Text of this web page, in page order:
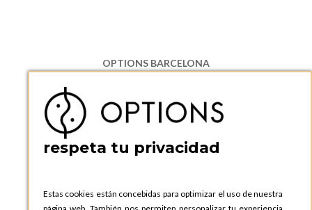
OPTIONS BARCELONA
08130 Santa Perpetua de Moguda, Barcelona
ESPAñA
Teléfono:
+34 935 724 041
OPTIONS BARCELONA SHOWROOM
ESPAñA
respeta tu privacidad
Estas cookies están concebidas para optimizar el uso de nuestra